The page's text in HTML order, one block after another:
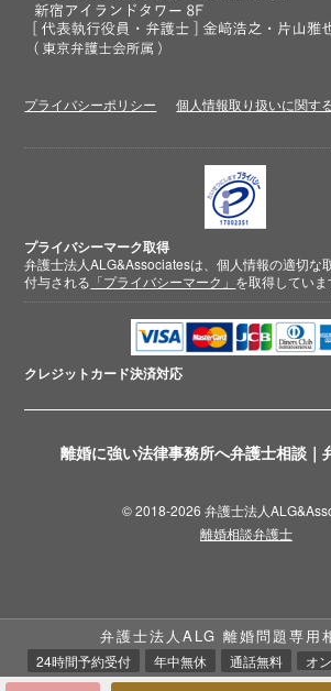
離婚に強い法律事務所へ弁護士相談｜
プライバシーポリシー 個人情報取り扱いに関す
プライバシーマーク取得
弁護士法人ALG&Associatesは、個人情報の適切な
付与される 「プライバシーマーク」 を取得していま
クレジットカード決済対応
© 2018-2026 弁護士法人
離婚相談弁護士
弁護士法人ALG 離婚問題専用
24時間予約受付 年中無休 通話無料 オ